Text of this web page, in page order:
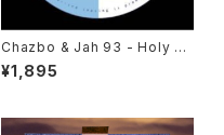
Chazbo & Jah 93 - Holy M
ountain "7"
¥1,895